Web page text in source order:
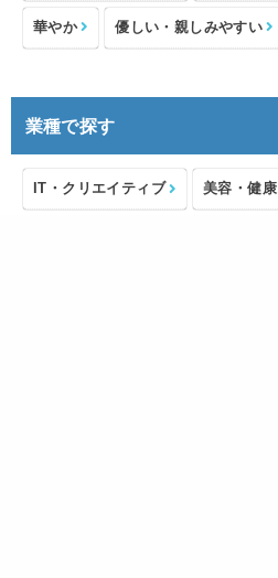
華やか 優しい・親しみやすい
業種で探す
IT・クリエイティブ 美容・健康